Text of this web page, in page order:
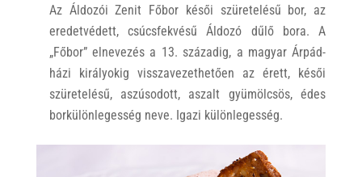
Az Áldozói Zenit Főbor késői szüretelésű bor, az
eredetvédett, csúcsfekvésű Áldozó dűlő bora. A
„Főbor” elnevezés a 13. századig, a magyar Árpád-
házi királyokig visszavezethetően az érett, késői
szüretelésű, aszúsodott, aszalt gyümölcsös, édes
borkülönlegesség neve. Igazi különlegesség.